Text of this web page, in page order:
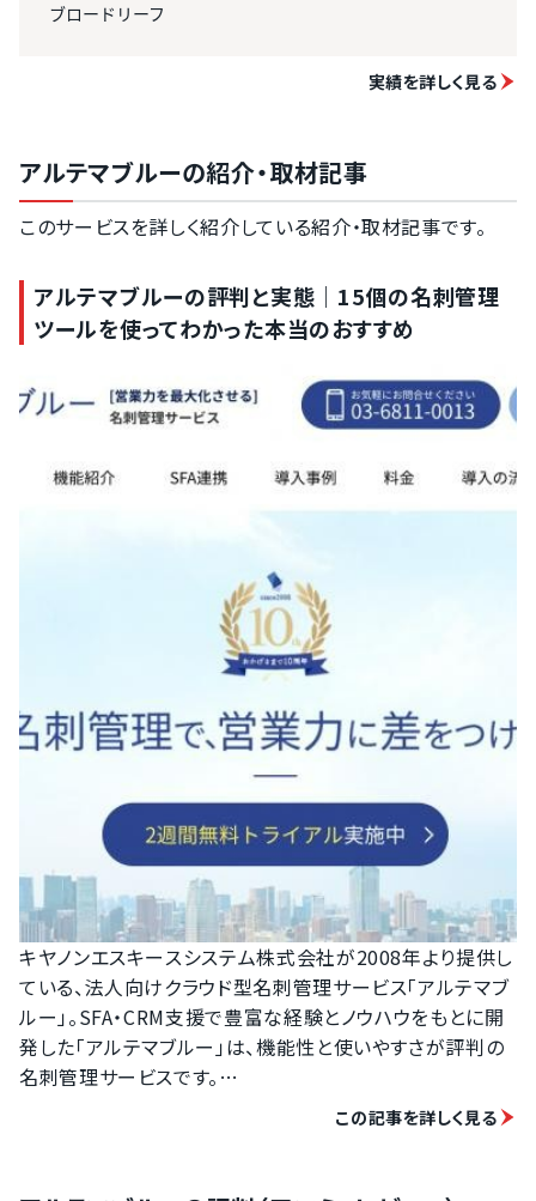
ブロードリーフ
実績を詳しく見る
アルテマブルーの紹介・取材記事
このサービスを詳しく紹介している紹介・取材記事です。
アルテマブルーの評判と実態｜15個の名刺管理
ツールを使ってわかった本当のおすすめ
キヤノンエスキースシステム株式会社が2008年より提供し
ている、法人向けクラウド型名刺管理サービス「アルテマブ
ルー」。SFA・CRM支援で豊富な経験とノウハウをもとに開
発した「アルテマブルー」は、機能性と使いやすさが評判の
名刺管理サービスです。
この記事を詳しく見る